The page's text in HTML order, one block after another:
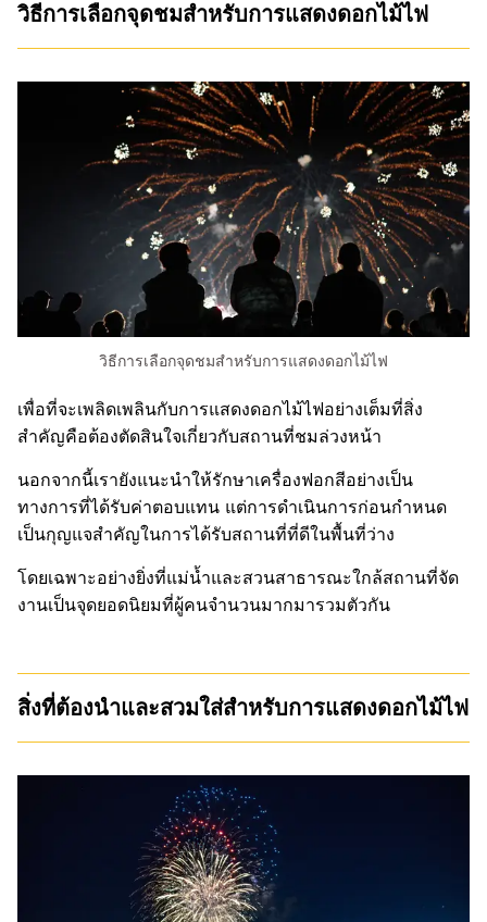
วิธีการเลือกจุดชมสำหรับการแสดงดอกไม้ไฟ
วิธีการเลือกจุดชมสำหรับการแสดงดอกไม้ไฟ
เพื่อที่จะเพลิดเพลินกับการแสดงดอกไม้ไฟอย่างเต็มที่สิ่ง
สำคัญคือต้องตัดสินใจเกี่ยวกับสถานที่ชมล่วงหน้า
นอกจากนี้เรายังแนะนำให้รักษาเครื่องฟอกสีอย่างเป็น
ทางการที่ได้รับค่าตอบแทน แต่การดำเนินการก่อนกำหนด
เป็นกุญแจสำคัญในการได้รับสถานที่ที่ดีในพื้นที่ว่าง
โดยเฉพาะอย่างยิ่งที่แม่น้ำและสวนสาธารณะใกล้สถานที่จัด
งานเป็นจุดยอดนิยมที่ผู้คนจำนวนมากมารวมตัวกัน
สิ่งที่ต้องนำและสวมใส่สำหรับการแสดงดอกไม้ไฟ